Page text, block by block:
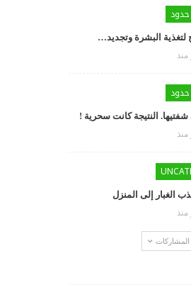
حدود
لتغذية البشرة وتجديد…
حدود
النتيجة كانت سحرية !